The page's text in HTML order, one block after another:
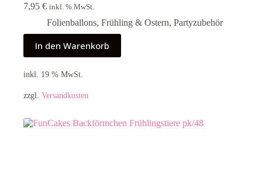
7,95 € inkl. % MwSt.
Folienballons, Frühling & Ostern, Partyzubehör
In den Warenkorb
inkl. 19 % MwSt.
zzgl. Versandkosten